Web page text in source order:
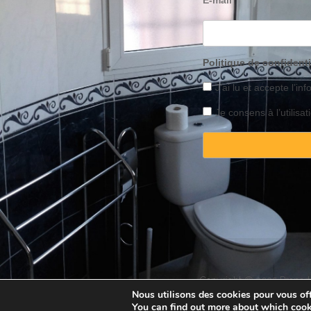
Politique de
J’ai lu et accepte
Je consens à
Copyright © 2025
Nous utilisons des cookies pour vous
You can find out more about which